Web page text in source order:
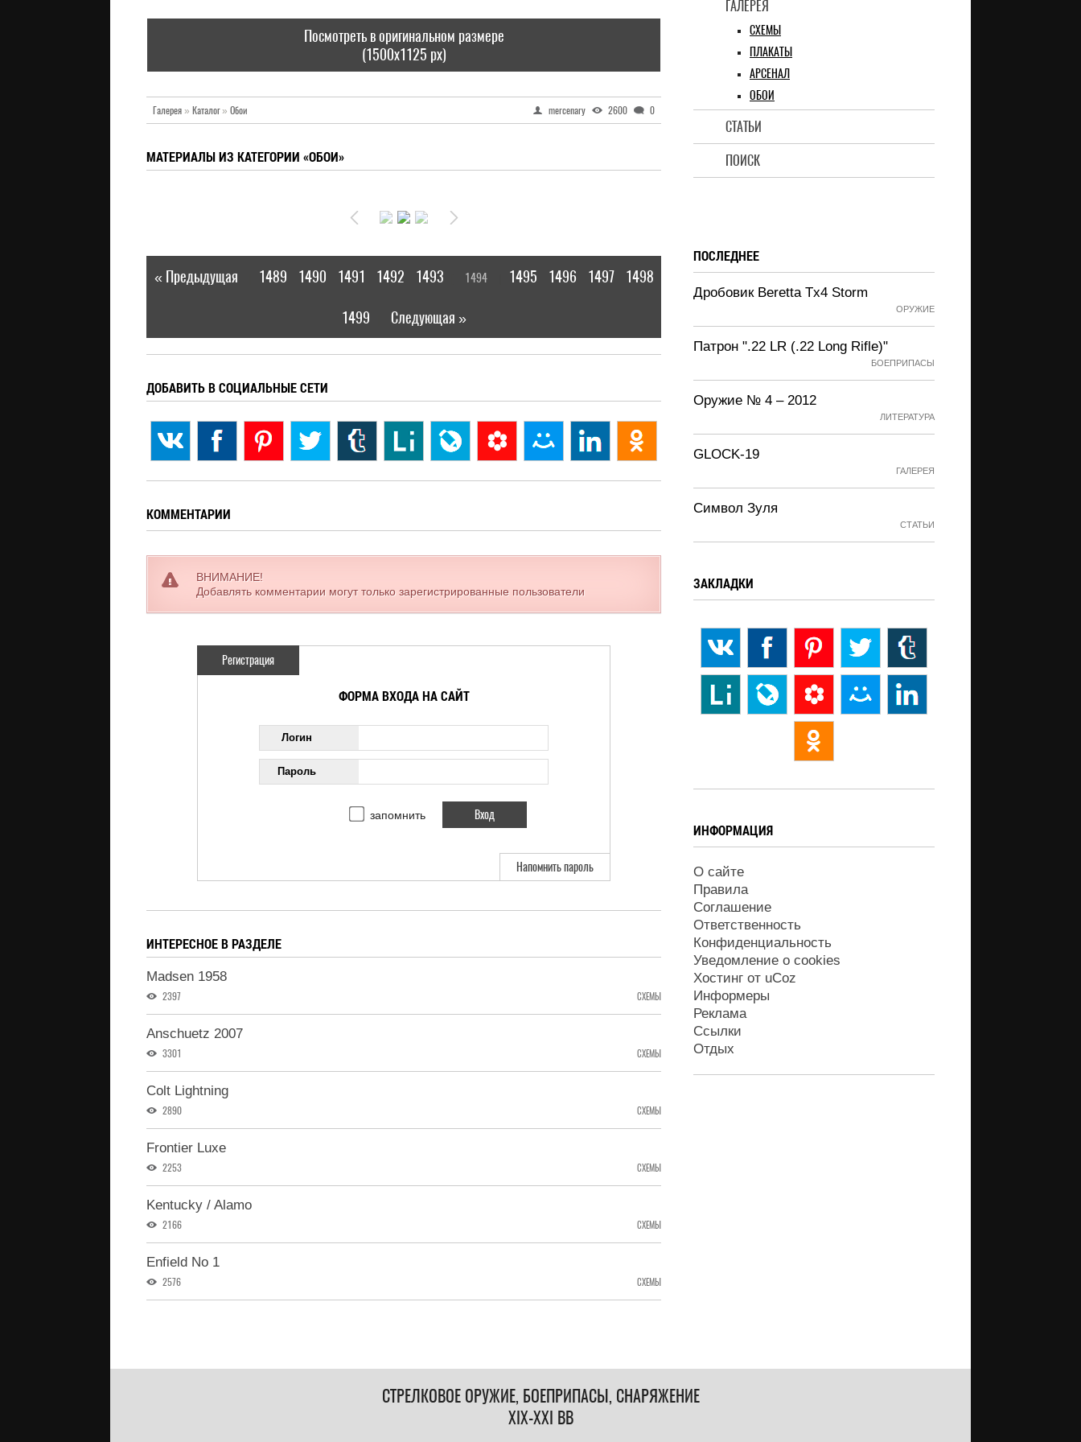
ГАЛЕРЕЯ
СХЕМЫ
ПЛАКАТЫ
АРСЕНАЛ
ОБОИ
СТАТЬИ
ПОИСК
Посмотреть в оригинальном размере
(1500x1125 px)
Галерея» Каталог» Обои mercenary 2600 0
МАТЕРИАЛЫ ИЗ КАТЕГОРИИ «ОБОИ»
« Предыдущая 1489 1490 1491 1492 1493 1494 1495 1496 1497 1498
1499 Следующая »
ДОБАВИТЬ В СОЦИАЛЬНЫЕ СЕТИ
КОММЕНТАРИИ
ВНИМАНИЕ!
Добавлять комментарии могут только зарегистрированные пользователи
Регистрация
ФОРМА ВХОДА НА САЙТ
Логин
Пароль
запомнить
Напомнить пароль
ИНТЕРЕСНОЕ В РАЗДЕЛЕ
Madsen 1958
2397 СХЕМЫ
Anschuetz 2007
3301 СХЕМЫ
Colt Lightning
2890 СХЕМЫ
Frontier Luxe
2253 СХЕМЫ
Kentucky / Alamo
2166 СХЕМЫ
Enfield No 1
2576 СХЕМЫ
ПОСЛЕДНЕЕ
Дробовик Beretta Tx4 Storm
ОРУЖИЕ
Патрон ".22 LR (.22 Long Rifle)"
БОЕПРИПАСЫ
Оружие № 4 – 2012
ЛИТЕРАТУРА
GLOCK-19
ГАЛЕРЕЯ
Символ Зуля
СТАТЬИ
ЗАКЛАДКИ
ИНФОРМАЦИЯ
О сайте
Правила
Соглашение
Ответственность
Конфиденциальность
Уведомление о cookies
Хостинг от uCoz
Информеры
Реклама
Ссылки
Отдых
СТРЕЛКОВОЕ ОРУЖИЕ, БОЕПРИПАСЫ, СНАРЯЖЕНИЕ
XIX-XXI ВВ